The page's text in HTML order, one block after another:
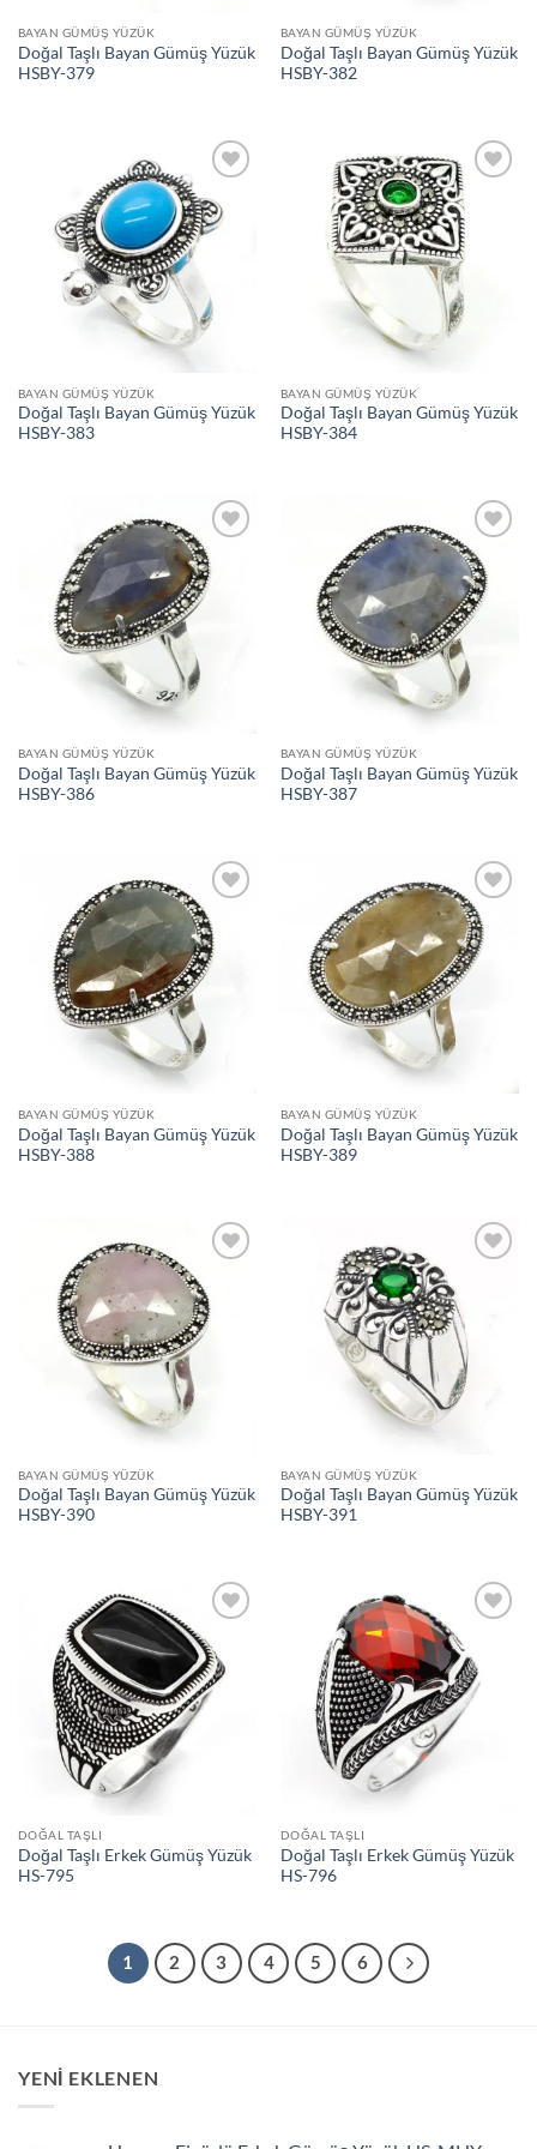
BAYAN GÜMÜŞ YÜZÜK
Doğal Taşlı Bayan Gümüş Yüzük
HSBY-379
BAYAN GÜMÜŞ YÜZÜK
Doğal Taşlı Bayan Gümüş Yüzük
HSBY-382
Listeme
Ekle
BAYAN GÜMÜŞ YÜZÜK
Doğal Taşlı Bayan Gümüş Yüzük
HSBY-383
Listeme
BAYAN GÜMÜŞ YÜZÜK
Doğal Taşlı Bayan Gümüş Yüzük
HSBY-384
İstek
Listeme
Ekle
BAYAN GÜMÜŞ YÜZÜK
Doğal Taşlı Bayan Gümüş Yüzük
HSBY-386
İstek
Listeme
Ekle
BAYAN GÜMÜŞ YÜZÜK
Doğal Taşlı Bayan Gümüş Yüzük
HSBY-387
İstek
Listeme
Ekle
BAYAN GÜMÜŞ YÜZÜK
Doğal Taşlı Bayan Gümüş Yüzük
HSBY-388
İstek
Listeme
Ekle
BAYAN GÜMÜŞ YÜZÜK
Doğal Taşlı Bayan Gümüş Yüzük
HSBY-389
Listeme
Ekle
BAYAN GÜMÜŞ YÜZÜK
Doğal Taşlı Bayan Gümüş Yüzük
HSBY-390
BAYAN GÜMÜŞ YÜZÜK
Doğal Taşlı Bayan Gümüş Yüzük
HSBY-391
Listeme
Ekle
DOĞAL TAŞLI
Doğal Taşlı Erkek Gümüş Yüzük
HS-795
Listeme
Ekle
DOĞAL TAŞLI
Doğal Taşlı Erkek Gümüş Yüzük
HS-796
1 2 3 4 5 6
YENİ EKLENEN